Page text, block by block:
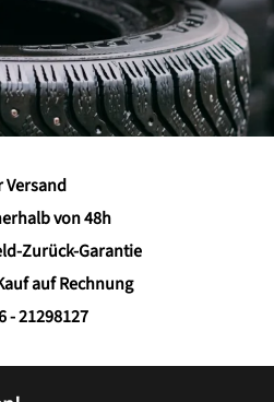
Versand
von 48h
Zurück-Garantie
auf Rechnung
- 21298127